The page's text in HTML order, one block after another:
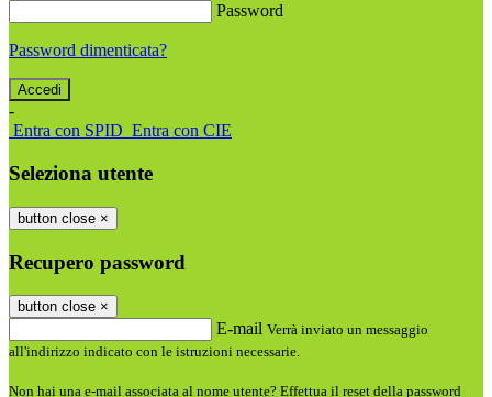
Password
Password dimenticata?
-
Entra con SPID Entra con CIE
Seleziona utente
button close ×
Recupero password
button close ×
E-mail Verrà inviato un messaggio
all'indirizzo indicato con le istruzioni necessarie.
Non hai una e-mail associata al nome utente? Effettua il reset della password